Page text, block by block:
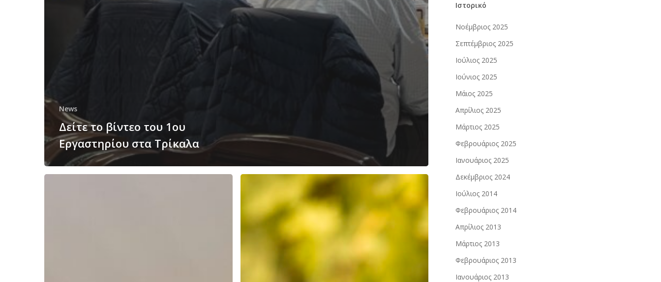
News
Δείτε το βίντεο του 1ου
Εργαστηρίου στα Τρίκαλα
Αγροδιατροφικό
Ιστορικό
Νοέμβριος 2025
Σεπτέμβριος 2025
Ιούλιος 2025
Ιούνιος 2025
Μάιος 2025
Απρίλιος 2025
Μάρτιος 2025
Φεβρουάριος 2025
Ιανουάριος 2025
Δεκέμβριος 2024
Ιούλιος 2014
Φεβρουάριος 2014
Απρίλιος 2013
Μάρτιος 2013
Φεβρουάριος 2013
Ιανουάριος 2013